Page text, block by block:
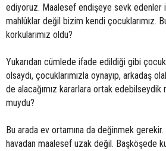
ediyoruz. Maalesef endişeye sevk edenler
mahlûklar değil bizim kendi çocuklarımız.
korkularımız oldu?
Yukarıdan cümlede ifade edildiği gibi
olsaydı, çocuklarımızla oynayıp, arkadaş
de alacağımız kararlara ortak
muydu?
Bu arada ev ortamına da değinmek
havadan maalesef uzak değil. Başköşede